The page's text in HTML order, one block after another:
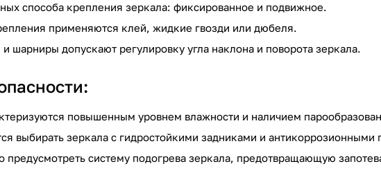
способа крепления зеркала: фиксированное и подвижное.
применяются клей, жидкие гвозди или дюбеля.
шарниры допускают регулировку угла наклона и поворота зеркала.
повышенным уровнем влажности и наличием
выбирать зеркала с гидростойкими задниками и антикоррозионными
систему подогрева зеркала, предотвращающую